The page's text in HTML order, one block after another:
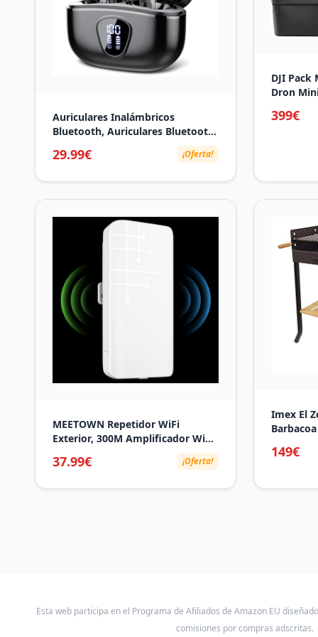
Auriculares Inalámbricos
Bluetooth, Auriculares Bluetooth
5.3 con Sonido Envolvente,
Controlador de 14,2 mm, 40
IP7 Impermeable, Negro
29.99€ ¡Oferta!
DJI Pack
Dron
min de
399€
MEETOWN Repetidor WiFi
Exterior, 300M Amplificador WiFi
para Exteriores, Resistente IP65,
WiFi Repetidor Jardín con
37.99€ ¡Oferta!
Imex El
negro,
149€
Esta web participa en el Programa de Afiliados de Amazon EU
comisiones por compras adscritas.